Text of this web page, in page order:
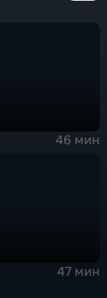
46 мин
47 мин